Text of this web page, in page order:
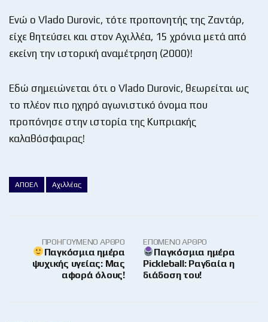
Ενώ ο Vlado Durovic, τότε προπονητής της Ζαντάρ,
είχε θητεύσει και στον Αχιλλέα, 15 χρόνια μετά από
εκείνη την ιστορική αναμέτρηση (2000)!
Εδώ σημειώνεται ότι ο Vlado Durovic, θεωρείται ως
το πλέον πιο ηχηρό αγωνιστικό όνομα που
προπόνησε στην ιστορία της Κυπριακής
καλαθόσφαιρας!
ΑΠΟΕΛ Αχιλλέας
ΠΡΟΗΓΟΎΜΕΝΟ ΆΡΘΡΟ
Παγκόσμια ημέρα
ψυχικής υγείας: Μας
αφορά όλους!
ΕΠΌΜΕΝΟ ΆΡΘΡΟ
Παγκόσμια ημέρα
Pickleball: Ραγδαία η
διάδοση του!